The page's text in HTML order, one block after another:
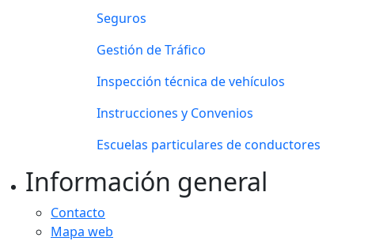
Seguros
Gestión de Tráfico
Inspección técnica de vehículos
Instrucciones y Convenios
Escuelas particulares de conductores
Información general
Contacto
Mapa web